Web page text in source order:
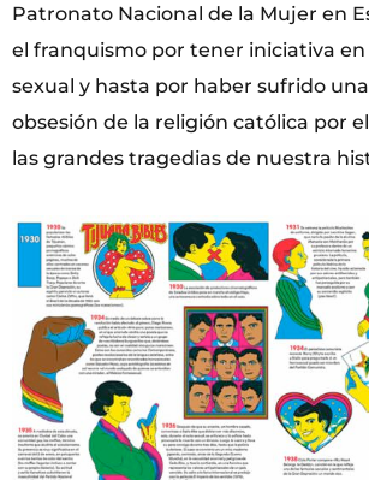
Patronato Nacional de la Mujer en
el franquismo por tener iniciativa
sexual y hasta por haber sufrido
obsesión de la religión católica por
las grandes tragedias de nuestra